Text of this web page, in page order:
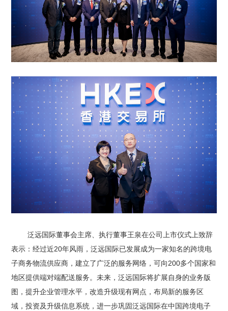
泛远国际董事会主席、执行董事王泉在公司上市仪式上致辞
表示：经过近20年风雨，泛远国际已发展成为一家知名的跨境电
子商务物流供应商，建立了广泛的服务网络，可向200多个国家和
地区提供端对端配送服务。未来，泛远国际将扩展自身的业务版
图，提升企业管理水平，改造升级现有网点，布局新的服务区
域，投资及升级信息系统，进一步巩固泛远国际在中国跨境电子